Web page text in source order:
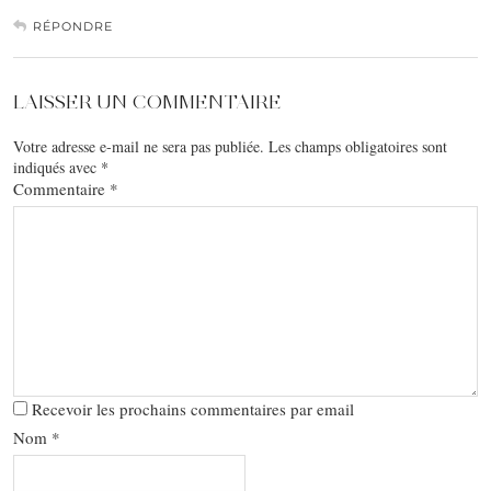
RÉPONDRE
LAISSER UN COMMENTAIRE
Votre adresse e-mail ne sera pas publiée. Les champs obligatoires sont
indiqués avec *
Commentaire *
Recevoir les prochains commentaires par email
Nom *